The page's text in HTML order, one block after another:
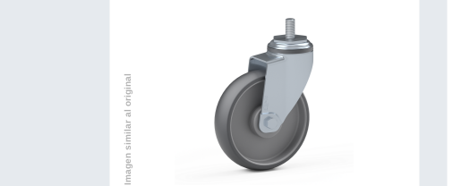
Imagen similar al original